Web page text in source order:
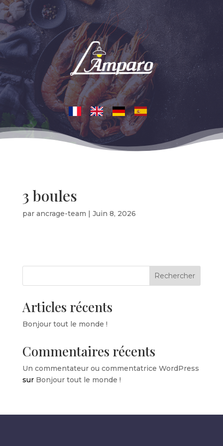
3 boules
par ancrage-team | Juin 8, 2026
Rechercher
Articles récents
Bonjour tout le monde !
Commentaires récents
Un commentateur ou commentatrice WordPress
sur Bonjour tout le monde !